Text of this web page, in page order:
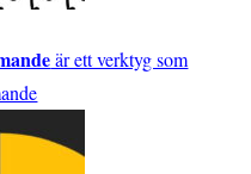
är ett verktyg som